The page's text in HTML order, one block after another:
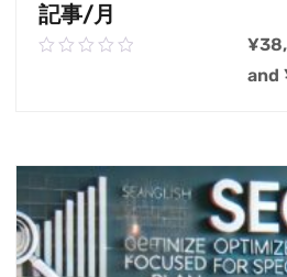
記事/月
0.00
¥
and
カートに追